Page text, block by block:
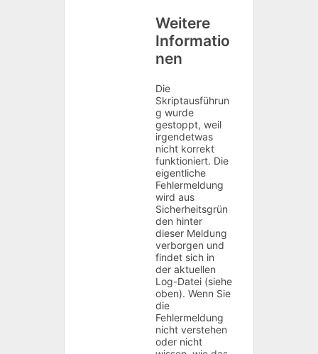
Weitere
Informatio
nen
Die
Skriptausführun
g wurde
gestoppt, weil
irgendetwas
nicht korrekt
funktioniert. Die
eigentliche
Fehlermeldung
wird aus
Sicherheitsgrün
den hinter
dieser Meldung
verborgen und
findet sich in
der aktuellen
Log-Datei (siehe
oben). Wenn Sie
die
Fehlermeldung
nicht verstehen
oder nicht